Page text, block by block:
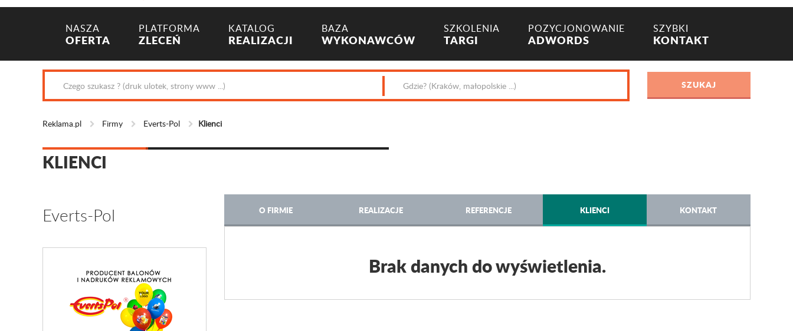
NASZA
OFERTA
PLATFORMA
ZLECEŃ
KATALOG
REALIZACJI
BAZA
WYKONAWCÓW
SZKOLENIA
TARGI
POZYCJONOWANIE
ADWORDS
SZYBKI
KONTAKT
Reklama.pl Firmy Everts-Pol Klienci
KLIENCI
Everts-Pol O FIRMIE REALIZACJE REFERENCJE KLIENCI KONTAKT
Brak danych do wyświetlenia.